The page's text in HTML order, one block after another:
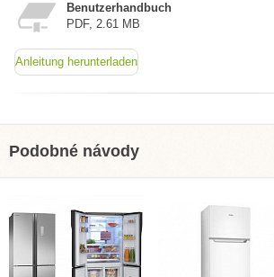
Benutzerhandbuch
PDF, 2.61 MB
Anleitung herunterladen
Podobné návody